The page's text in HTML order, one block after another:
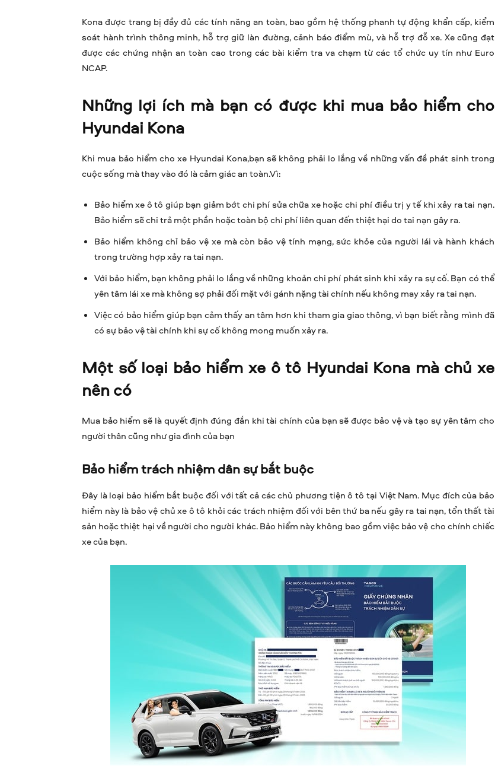
Kona được trang bị đầy đủ các tính năng an toàn, bao gồm hệ thống phanh tự động khẩn cấp, kiểm
soát hành trình thông minh, hỗ trợ giữ làn đường, cảnh báo điểm mù, và hỗ trợ đỗ xe. Xe cũng đạt
được các chứng nhận an toàn cao trong các bài kiểm tra va chạm từ các tổ chức uy tín như Euro
NCAP.
Những lợi ích mà bạn có được khi mua bảo hiểm cho
Hyundai Kona
Khi mua bảo hiểm cho xe Hyundai Kona,bạn sẽ không phải lo lắng về những vấn đề phát sinh trong
cuộc sống mà thay vào đó là cảm giác an toàn.Vì:
Bảo hiểm xe ô tô giúp bạn giảm bớt chi phí sửa chữa xe hoặc chi phí điều trị y tế khi xảy ra tai nạn.
Bảo hiểm sẽ chi trả một phần hoặc toàn bộ chi phí liên quan đến thiệt hại do tai nạn gây ra.
Bảo hiểm không chỉ bảo vệ xe mà còn bảo vệ tính mạng, sức khỏe của người lái và hành khách
trong trường hợp xảy ra tai nạn.
Với bảo hiểm, bạn không phải lo lắng về những khoản chi phí phát sinh khi xảy ra sự cố. Bạn có thể
yên tâm lái xe mà không sợ phải đối mặt với gánh nặng tài chính nếu không may xảy ra tai nạn.
Việc có bảo hiểm giúp bạn cảm thấy an tâm hơn khi tham gia giao thông, vì bạn biết rằng mình đã
có sự bảo vệ tài chính khi sự cố không mong muốn xảy ra.
Một số loại bảo hiểm xe ô tô Hyundai Kona mà chủ xe
nên có
Mua bảo hiểm sẽ là quyết định đúng đắn khi tài chính của bạn sẽ được bảo vệ và tạo sự yên tâm cho
người thân cũng như gia đình của bạn
Bảo hiểm trách nhiệm dân sự bắt buộc
Đây là loại bảo hiểm bắt buộc đối với tất cả các chủ phương tiện ô tô tại Việt Nam. Mục đích của bảo
hiểm này là bảo vệ chủ xe ô tô khỏi các trách nhiệm đối với bên thứ ba nếu gây ra tai nạn, tổn thất tài
sản hoặc thiệt hại về người cho người khác. Bảo hiểm này không bao gồm việc bảo vệ cho chính chiếc
xe của bạn.